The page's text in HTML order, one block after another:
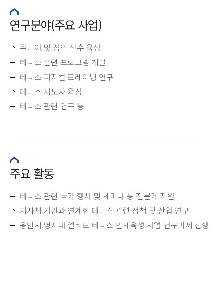
연구분야(주요 사업)
주니어 및 성인 선수 육성
테니스 훈련 프로그램 개발
테니스 피지컬 트레이닝 연구
테니스 지도자 육성
테니스 관련 연구 등
주요 활동
테니스 관련 국가 행사 및 세미나 등 전문가 지원
지자체.기관과 연계한 테니스 관련 정책 및 산업 연구
용인시.명지대 엘리트 테니스 인재육성 사업 연구과제 진행